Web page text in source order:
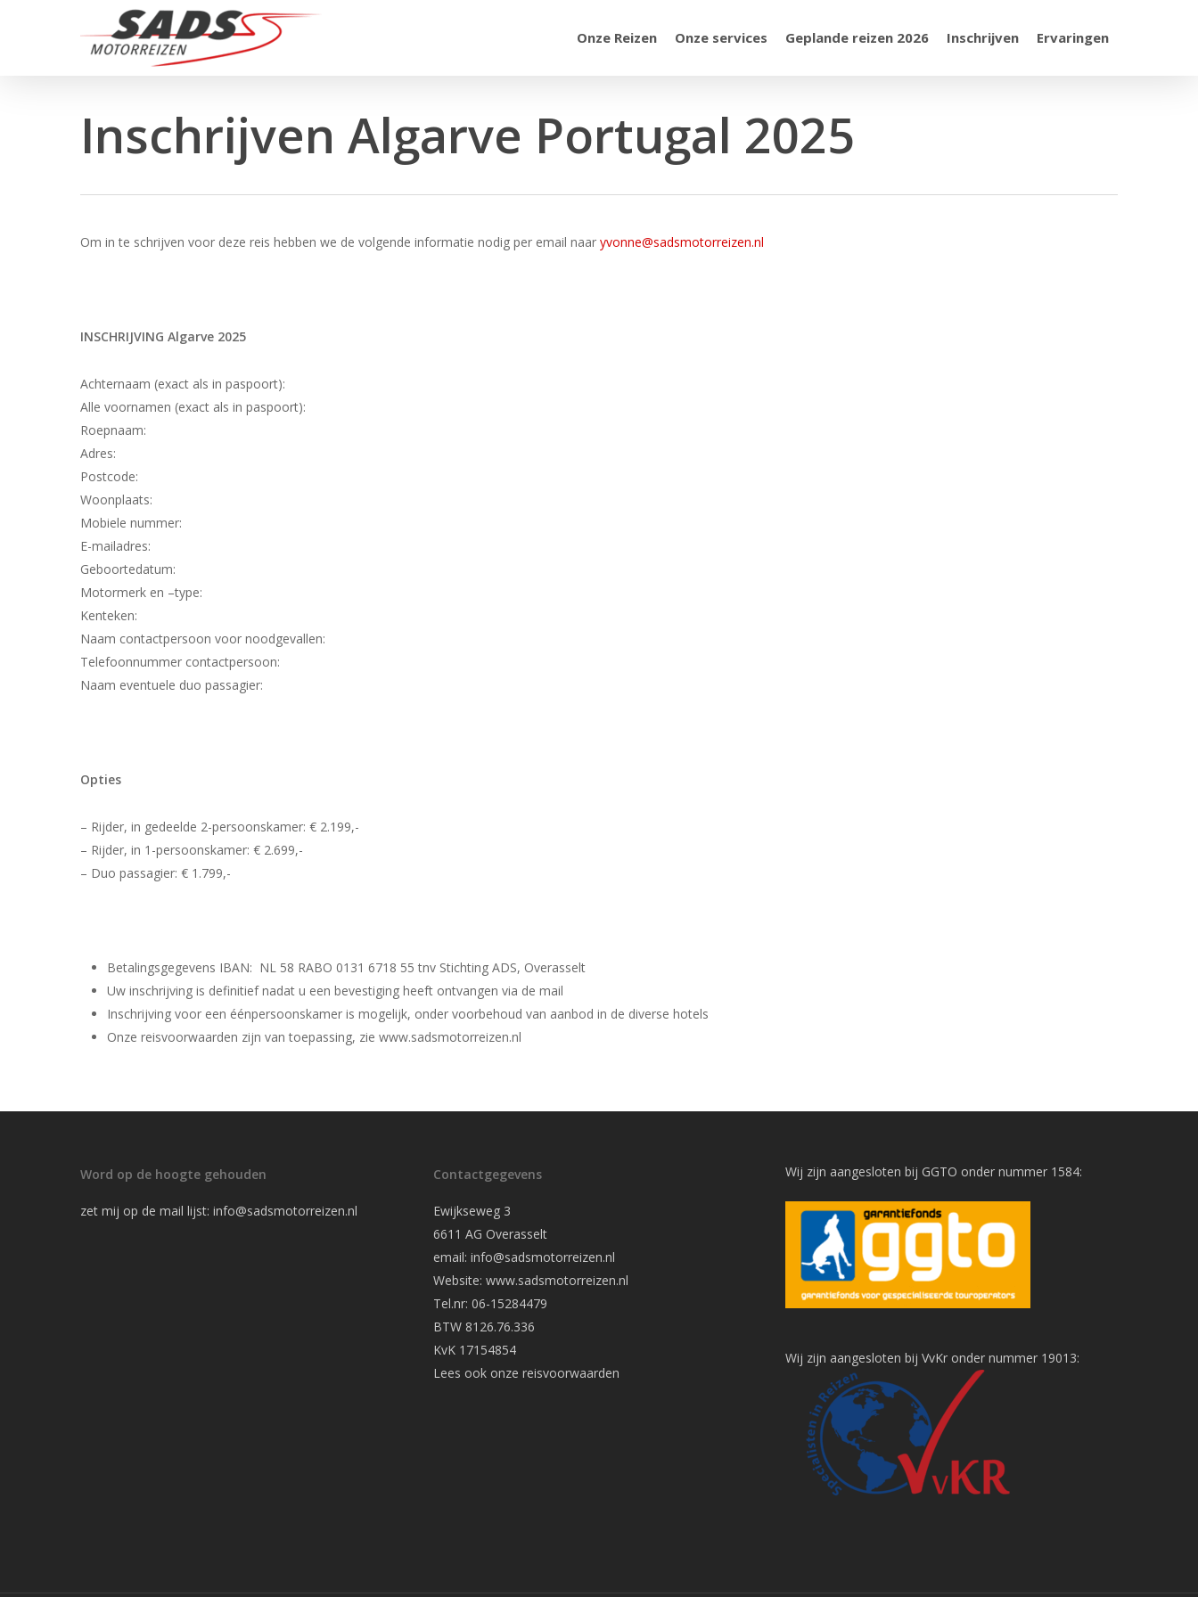
Onze Reizen Onze services Geplande reizen 2026 Inschrijven Ervaringen
Inschrijven Algarve Portugal 2025
Om in te schrijven voor deze reis hebben we de volgende informatie nodig per email naaryvonne@sadsmotorreizen.nl
INSCHRIJVING Algarve 2025
Achternaam (exact als in paspoort):
Alle voornamen (exact als in paspoort):
Roepnaam:
Adres:
Postcode:
Woonplaats:
Mobiele nummer:
E-mailadres:
Geboortedatum:
Motormerk en –type:
Kenteken:
Naam contactpersoon voor noodgevallen:
Telefoonnummer contactpersoon:
Naam eventuele duo passagier:
Opties
– Rijder, in gedeelde 2-persoonskamer: € 2.199,-
– Rijder, in 1-persoonskamer: € 2.699,-
– Duo passagier: € 1.799,-
Betalingsgegevens IBAN: NL 58 RABO 0131 6718 55 tnv Stichting ADS, Overasselt
Uw inschrijving is definitief nadat u een bevestiging heeft ontvangen via de mail
Inschrijving voor een éénpersoonskamer is mogelijk, onder voorbehoud van aanbod in de diverse hotels
Onze reisvoorwaarden zijn van toepassing, zie www.sadsmotorreizen.nl
Word op de hoogte gehouden
zet mij op de mail lijst: info@sadsmotorreizen.nl
Contactgegevens
Ewijkseweg 3
6611 AG Overasselt
email: info@sadsmotorreizen.nl
Website: www.sadsmotorreizen.nl
Tel.nr: 06-15284479
BTW 8126.76.336
KvK 17154854
Lees ook onze reisvoorwaarden
Wij zijn aangesloten bij GGTO onder nummer 1584:
Wij zijn aangesloten bij VvKr onder nummer 19013: